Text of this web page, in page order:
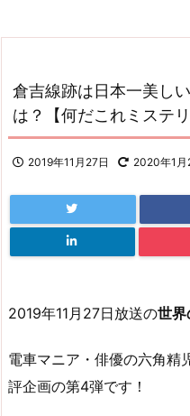
倉吉線跡は日本一美し
は？【何だこれミステリ
2019年11月27日 2020年1月
2019年11月27日放送の世界
電車マニア・俳優の六角精
評企画の第4弾です！